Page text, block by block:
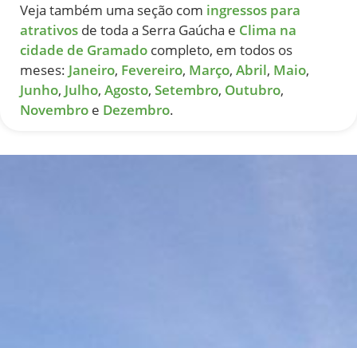
Veja também uma seção com ingressos para
atrativos de toda a Serra Gaúcha e Clima na
cidade de Gramado completo, em todos os
meses: Janeiro, Fevereiro, Março, Abril, Maio,
Junho, Julho, Agosto, Setembro, Outubro,
Novembro e Dezembro.